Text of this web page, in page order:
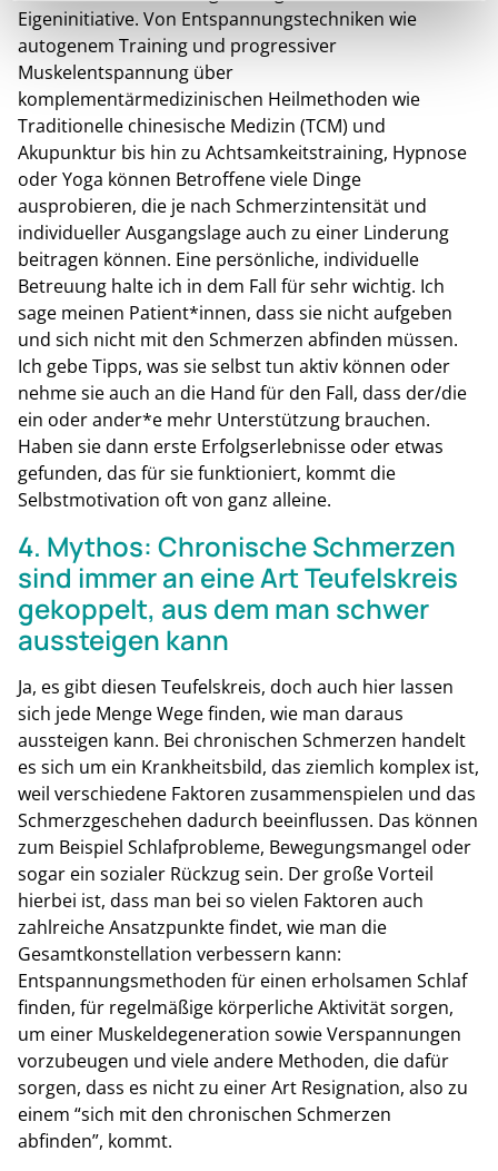
Eigeninitiative. Von Entspannungstechniken wie
autogenem Training und progressiver
Muskelentspannung über
komplementärmedizinischen Heilmethoden wie
Traditionelle chinesische Medizin (TCM) und
Akupunktur bis hin zu Achtsamkeitstraining, Hypnose
oder Yoga können Betroffene viele Dinge
ausprobieren, die je nach Schmerzintensität und
individueller Ausgangslage auch zu einer Linderung
beitragen können. Eine persönliche, individuelle
Betreuung halte ich in dem Fall für sehr wichtig. Ich
sage meinen Patient*innen, dass sie nicht aufgeben
und sich nicht mit den Schmerzen abfinden müssen.
Ich gebe Tipps, was sie selbst tun aktiv können oder
nehme sie auch an die Hand für den Fall, dass der/die
ein oder ander*e mehr Unterstützung brauchen.
Haben sie dann erste Erfolgserlebnisse oder etwas
gefunden, das für sie funktioniert, kommt die
Selbstmotivation oft von ganz alleine.
4. Mythos: Chronische Schmerzen
sind immer an eine Art Teufelskreis
gekoppelt, aus dem man schwer
aussteigen kann
Ja, es gibt diesen Teufelskreis, doch auch hier lassen
sich jede Menge Wege finden, wie man daraus
aussteigen kann. Bei chronischen Schmerzen handelt
es sich um ein Krankheitsbild, das ziemlich komplex ist,
weil verschiedene Faktoren zusammenspielen und das
Schmerzgeschehen dadurch beeinflussen. Das können
zum Beispiel Schlafprobleme, Bewegungsmangel oder
sogar ein sozialer Rückzug sein. Der große Vorteil
hierbei ist, dass man bei so vielen Faktoren auch
zahlreiche Ansatzpunkte findet, wie man die
Gesamtkonstellation verbessern kann:
Entspannungsmethoden für einen erholsamen Schlaf
finden, für regelmäßige körperliche Aktivität sorgen,
um einer Muskeldegeneration sowie Verspannungen
vorzubeugen und viele andere Methoden, die dafür
sorgen, dass es nicht zu einer Art Resignation, also zu
einem “sich mit den chronischen Schmerzen
abfinden”, kommt.